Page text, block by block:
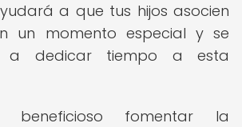
a que tus hijos asocien
un momento especial y se
a dedicar tiempo a esta
beneficioso fomentar la